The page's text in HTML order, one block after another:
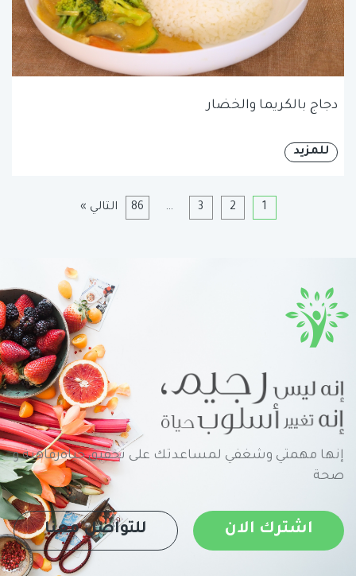
دجاج بالكريما والخضار
للمزيد
1
2
3
…
86 التالي »
إنها مهمتي وشغفي لمساعدتك على تحقيق حياةرفاهية و
صحة
اشترك الان للتواصل معنا